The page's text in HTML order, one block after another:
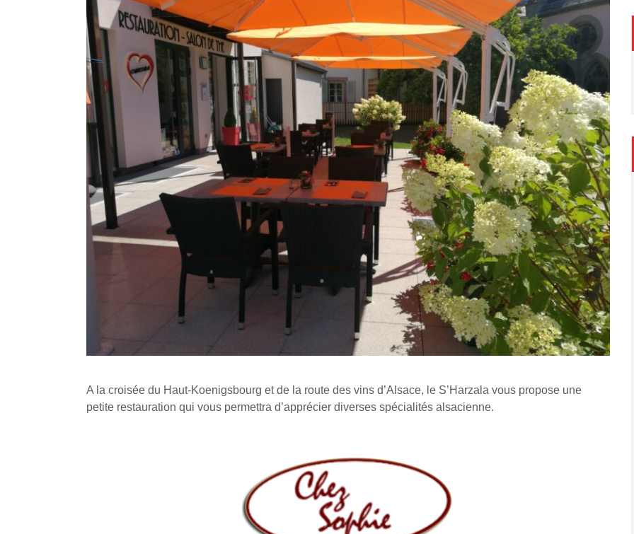
A la croisée du Haut-Koenigsbourg et de la route des vins d’Alsace, le S’Harzala vous propose une
petite restauration qui vous permettra d’apprécier diverses spécialités alsacienne.